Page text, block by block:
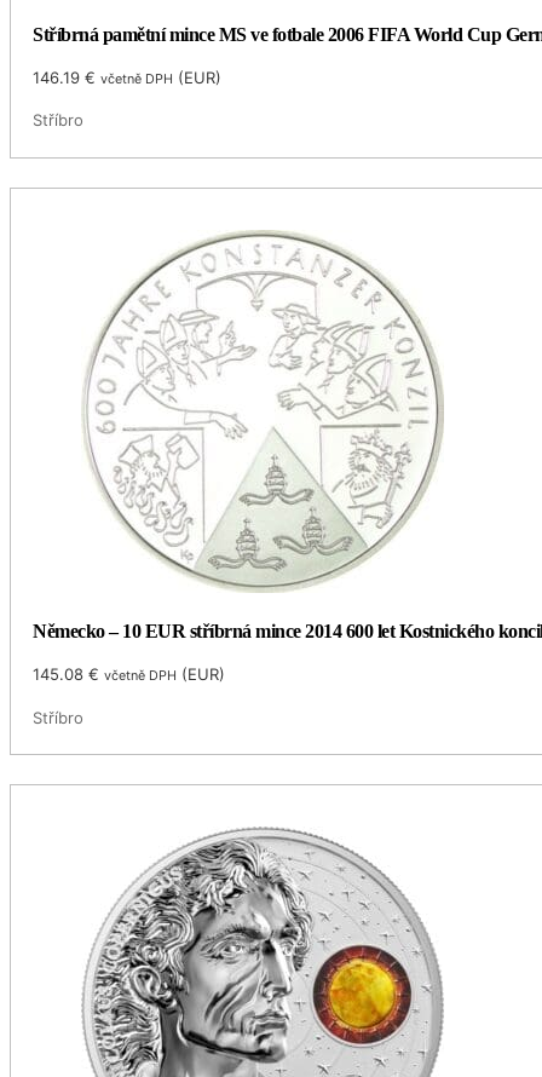
Stříbrná pamětní mince MS ve fotbale 2006 FIFA World Cup
146.19€ včetně DPH (EUR)
Stříbro
Německo – 10 EUR stříbrná mince 2014 600 let Kostnického
145.08€ včetně DPH (EUR)
Stříbro